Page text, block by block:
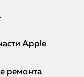
Apple
ремонта